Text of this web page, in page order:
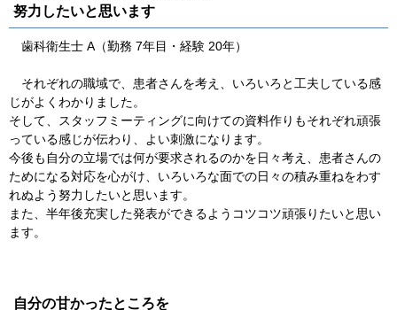
努力したいと思います
歯科衛生士 A（勤務 7年目・経験 20年）
それぞれの職域で、患者さんを考え、いろいろと工夫している感
じがよくわかりました。
そして、スタッフミーティングに向けての資料作りもそれぞれ頑張
っている感じが伝わり、よい刺激になります。
今後も自分の立場では何が要求されるのかを日々考え、患者さんの
ためになる対応を心がけ、いろいろな面での日々の積み重ねをわす
れぬよう努力したいと思います。
また、半年後充実した発表ができるようコツコツ頑張りたいと思い
ます。
自分の甘かったところを